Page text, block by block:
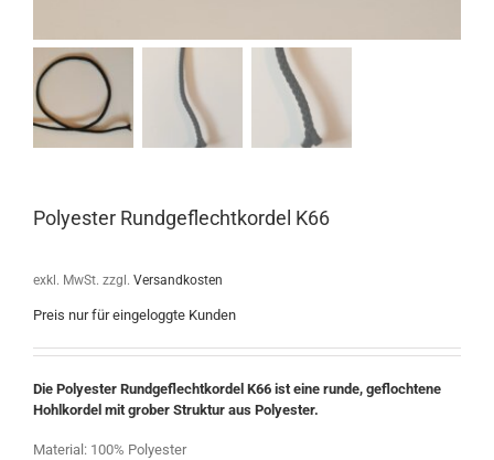
Polyester Rundgeflechtkordel K66
exkl. MwSt. zzgl. Versandkosten
Preis nur für eingeloggte Kunden
Die Polyester Rundgeflechtkordel K66 ist eine runde, geflochtene
Hohlkordel mit grober Struktur aus Polyester.
Material: 100% Polyester